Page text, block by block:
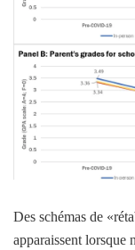
Des schémas de
apparaissent lorsque